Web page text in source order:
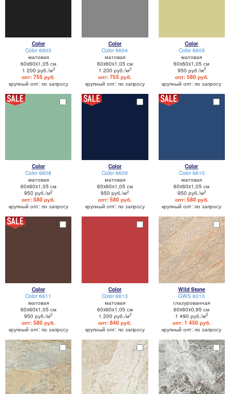
Color
Color 6603
матовая
60x60x1,05 см
1 200 руб./м2
опт: 755 руб.
крупный опт: по запросу
Color
Color 6604
матовая
60x60x1,05 см
1 200 руб./м2
опт: 755 руб.
крупный опт: по запросу
Color
Color 6605
матовая
60x60x1,05 см
950 руб./м2
опт: 580 руб.
крупный опт: по запросу
Color
Color 6608
матовая
60x60x1,05 см
950 руб./м2
опт: 580 руб.
крупный опт: по запросу
Color
Color 6609
матовая
60x60x1,05 см
950 руб./м2
опт: 580 руб.
крупный опт: по запросу
Color
Color 6610
матовая
60x60x1,05 см
950 руб./м2
опт: 580 руб.
крупный опт: по запросу
Color
Color 6611
матовая
60x60x1,05 см
950 руб./м2
опт: 580 руб.
крупный опт: по запросу
Color
Color 6613
матовая
60x60x1,05 см
1 200 руб./м2
опт: 840 руб.
крупный опт: по запросу
Wild Stone
GWS 6010
глазурованная
60x60x0,95 см
1 490 руб./м2
опт: 1 450 руб.
крупный опт: по запросу